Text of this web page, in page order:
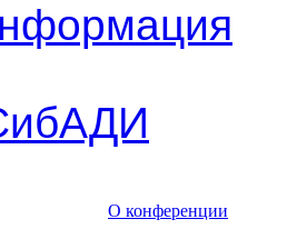
О конференции